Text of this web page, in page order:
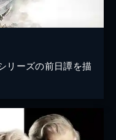
リーズの前日譚を描